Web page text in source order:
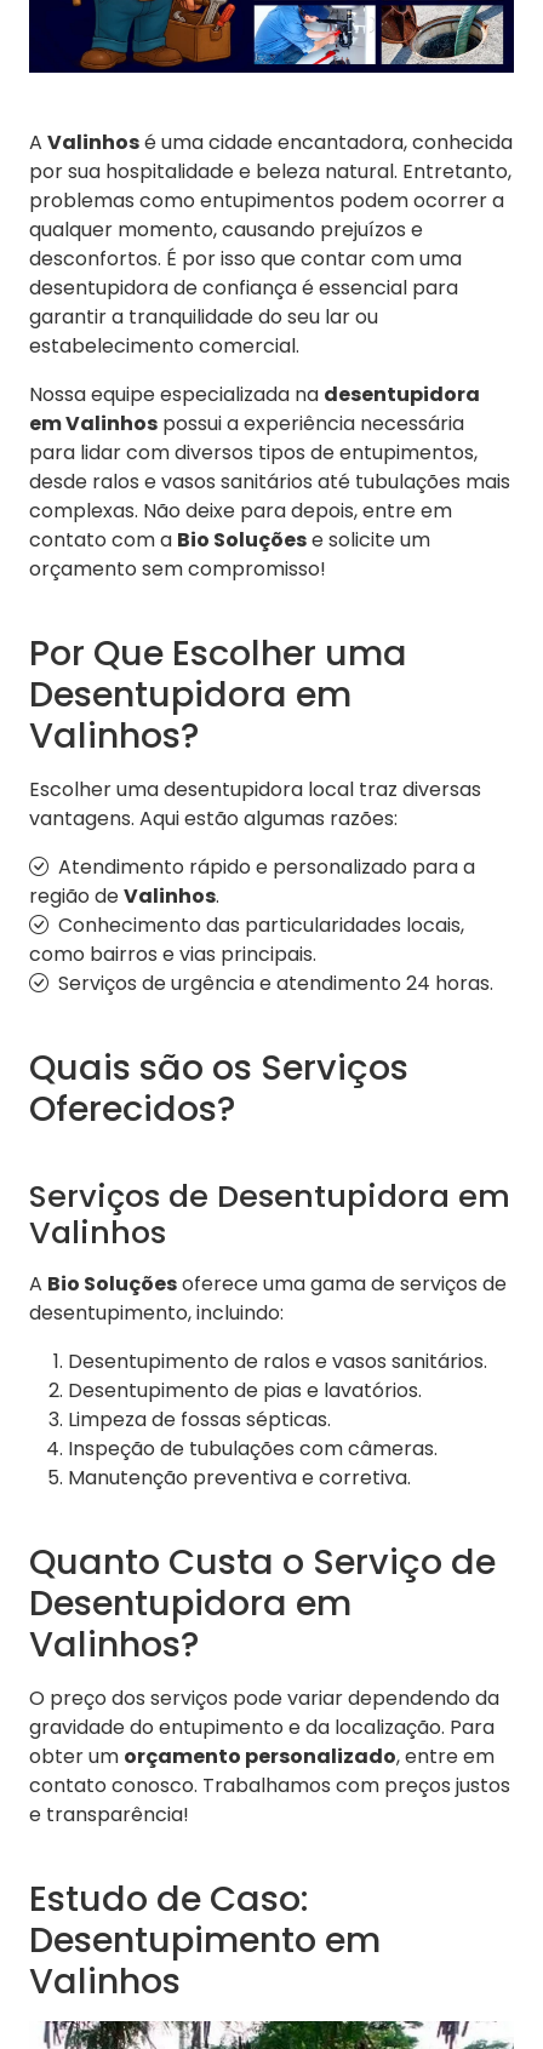
A Valinhosé uma cidade encantadora, conhecida
por sua hospitalidade e beleza natural. Entretanto,
problemas como entupimentos podem ocorrer a
qualquer momento, causando prejuízos e
desconfortos. É por isso que contar com uma
desentupidora de confiança é essencial para
garantir a tranquilidade do seu lar ou
estabelecimento comercial.
Nossa equipe especializada na desentupidora
em Valinhos possui a experiência necessária
para lidar com diversos tipos de entupimentos,
desde ralos e vasos sanitários até tubulações mais
complexas. Não deixe para depois, entre em
contato com a Bio Soluçõese solicite um
orçamento sem compromisso!
Por Que Escolher uma
Desentupidora em
Valinhos?
Escolher uma desentupidora local traz diversas
vantagens. Aqui estão algumas razões:
Atendimento rápido e personalizado para a
região deValinhos.
Conhecimento das particularidades locais,
como bairros e vias principais.
Serviços de urgência e atendimento 24 horas.
Quais são os Serviços
Oferecidos?
Serviços de Desentupidora em
Valinhos
A Bio Soluçõesoferece uma gama de serviços de
desentupimento, incluindo:
Desentupimento de ralos e vasos sanitários.
Desentupimento de pias e lavatórios.
Limpeza de fossas sépticas.
Inspeção de tubulações com câmeras.
Manutenção preventiva e corretiva.
Quanto Custa o Serviço de
Desentupidora em
Valinhos?
O preço dos serviços pode variar dependendo da
gravidade do entupimento e da localização. Para
obter um orçamento personalizado, entre em
contato conosco. Trabalhamos com preços justos
e transparência!
Estudo de Caso:
Desentupimento em
Valinhos